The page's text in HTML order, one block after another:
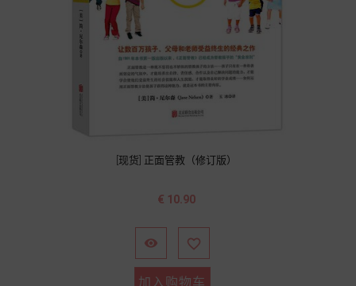
[现货] 正面管教（修订版）
价
€ 10.90
 
加入购物车